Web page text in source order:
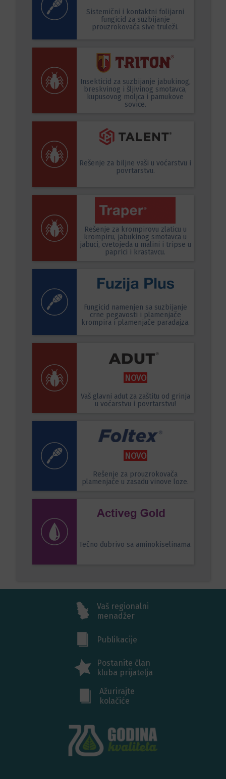
Sistemični i kontaktni folijarni
fungicid za suzbijanje
prouzrokovača sive truleži.
Insekticid za suzbijanje jabukinog,
breskvinog i šljivinog smotavca,
kupusovog moljca i pamukove
sovice.
Rešenje za biljne vaši u voćarstvu i
povrtarstvu.
Rešenje za krompirovu zlaticu u
krompiru, jabukinog smotavca u
jabuci, cvetojeda u malini i tripse u
paprici i krastavcu.
Fungicid namenjen sa suzbijanje
crne pegavosti i plamenjače
krompira i plamenjače paradajza.
NOVO
Vaš glavni adut za zaštitu od grinja
u voćarstvu i povrtarstvu!
NOVO
Rešenje za prouzrokovača
plamenjače u zasadu vinove loze.
Tečno đubrivo sa aminokiselinama.
Vaš regionalni
menadžer
Publikacije
Postanite član
kluba prijatelja
Ažurirajte
kolačiće